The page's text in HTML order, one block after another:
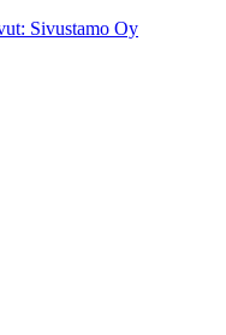
Sivustamo Oy